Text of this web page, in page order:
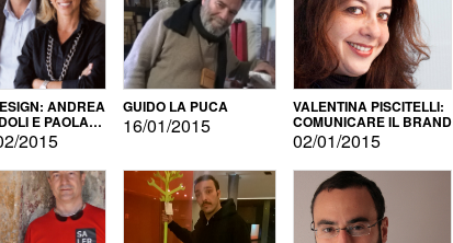
ANDREA
E PAOLA
2015
GUIDO LA PUCA
16/01/2015
VALENTINA PISCITELLI:
COMUNICARE IL BRAND
02/01/2015